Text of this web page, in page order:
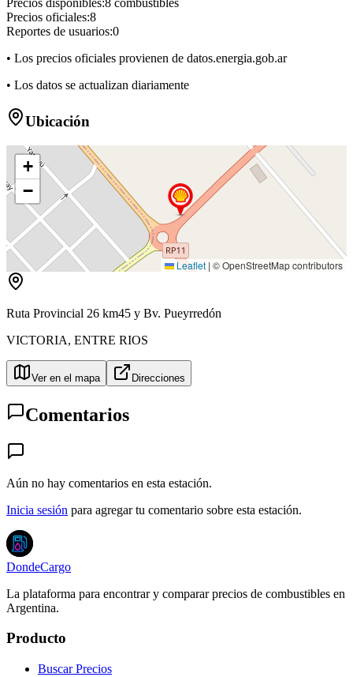
Precios disponibles:8 combustibles
Precios oficiales:8
Reportes de usuarios:0
• Los precios oficiales provienen de datos.energia.gob.ar
• Los datos se actualizan diariamente
Ubicación
+
−
Leaflet | © OpenStreetMap contributors
Ruta Provincial 26 km45 y Bv. Pueyrredón
VICTORIA, ENTRE RIOS
Ver en el mapa Direcciones
Comentarios
Aún no hay comentarios en esta estación.
Inicia sesión para agregar tu comentario sobre esta estación.
DondeCargo
La plataforma para encontrar y comparar precios de combustibles en
Argentina.
Producto
Buscar Precios